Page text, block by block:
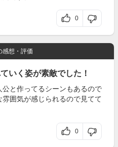
0
感想・評価
いく姿が素敵でした！
と作ってるシーンもあるので
囲気が感じられるので見てて
0